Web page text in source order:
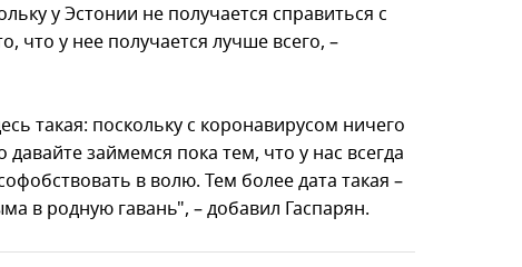
у Эстонии не получается справиться с
что у нее получается лучше всего, –
такая: поскольку с коронавирусом ничего
займемся пока тем, что у нас всегда
в волю. Тем более дата такая –
в родную гавань", – добавил Гаспарян.